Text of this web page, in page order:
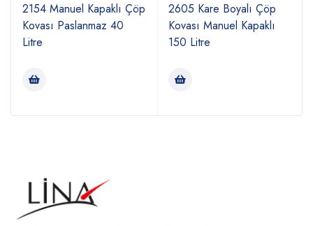
2154 Manuel Kapaklı Çöp
Kovası Paslanmaz 40
Litre
2605 Kare Boyalı Çöp
Kovası Manuel Kapaklı
150 Litre